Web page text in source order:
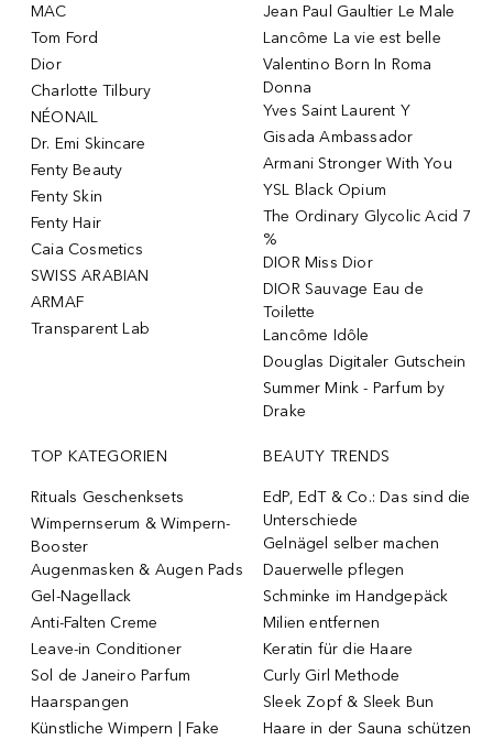
MAC
Tom Ford
Dior
Charlotte Tilbury
NÉONAIL
Dr. Emi Skincare
Fenty Beauty
Fenty Skin
Fenty Hair
Caia Cosmetics
SWISS ARABIAN
ARMAF
Transparent Lab
Jean Paul Gaultier Le Male
Lancôme La vie est belle
Valentino Born In Roma
Donna
Yves Saint Laurent Y
Gisada Ambassador
Armani Stronger With You
YSL Black Opium
The Ordinary Glycolic Acid 7
%
DIOR Miss Dior
DIOR Sauvage Eau de
Toilette
Lancôme Idôle
Douglas Digitaler Gutschein
Summer Mink - Parfum by
Drake
TOP KATEGORIEN
Rituals Geschenksets
Wimpernserum & Wimpern-
Booster
Augenmasken & Augen Pads
Gel-Nagellack
Anti-Falten Creme
Leave-in Conditioner
Sol de Janeiro Parfum
Haarspangen
Künstliche Wimpern | Fake
BEAUTY TRENDS
EdP, EdT & Co.: Das sind die
Unterschiede
Gelnägel selber machen
Dauerwelle pflegen
Schminke im Handgepäck
Milien entfernen
Keratin für die Haare
Curly Girl Methode
Sleek Zopf & Sleek Bun
Haare in der Sauna schützen